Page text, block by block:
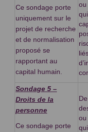
Ce sondage porte
uniquement sur le
projet de recherche
et de normalisation
proposé se
rapportant au
capital humain.
ou
Sondage 5 –
Droits de la
personne
Ce sondage porte
ou